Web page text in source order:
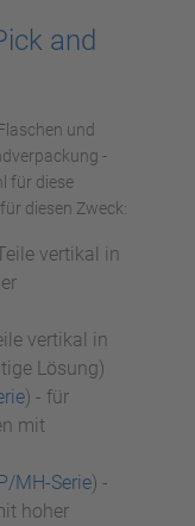
and
und
-
für diese
diesen Zweck:
vertikal in
vertikal in
Lösung)
) - für
mit
MH-Serie) -
hoher